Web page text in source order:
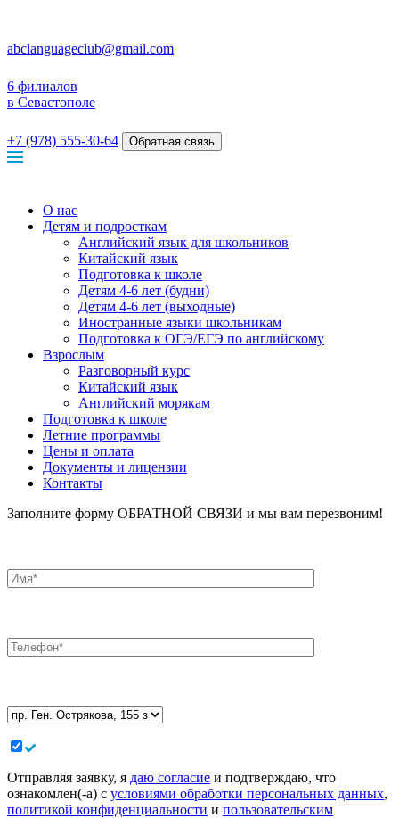
abclanguageclub@gmail.com
6 филиалов
в Севастополе
+7 (978) 555-30-64 Обратная связь
О нас
Детям и подросткам
Английский язык для школьников
Китайский язык
Подготовка к школе
Детям 4-6 лет (будни)
Детям 4-6 лет (выходные)
Иностранные языки школьникам
Подготовка к ОГЭ/ЕГЭ по английскому
Взрослым
Разговорный курс
Китайский язык
Английский морякам
Подготовка к школе
Летние программы
Цены и оплата
Документы и лицензии
Контакты
Заполните форму ОБРАТНОЙ СВЯЗИ и мы вам перезвоним!
Отправляя заявку, я даю согласие и подтверждаю, что
ознакомлен(-а) с условиями обработки персональных данных,
политикой конфиденциальности и пользовательским